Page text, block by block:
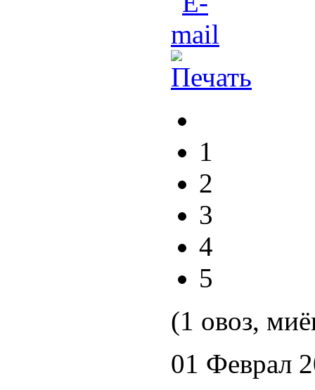
1
2
3
4
5
(1 овоз,
01 Феврал